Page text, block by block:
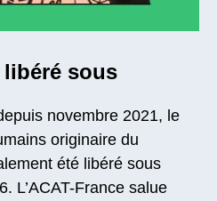
libéré sous
novembre 2021, le
originaire du
été libéré sous
L’ACAT-France salue